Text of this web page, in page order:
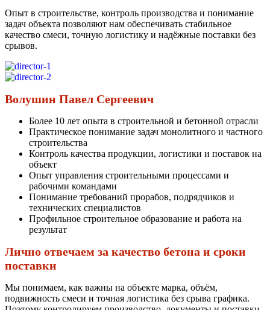
Опыт в строительстве, контроль производства и понимание
задач объекта позволяют нам обеспечивать стабильное
качество смеси, точную логистику и надёжные поставки без
срывов.
Волушин Павел Сергеевич
Более 10 лет опыта в строительной и бетонной отрасли
Практическое понимание задач монолитного и частного
строительства
Контроль качества продукции, логистики и поставок на
объект
Опыт управления строительными процессами и
рабочими командами
Понимание требований прорабов, подрядчиков и
технических специалистов
Профильное строительное образование и работа на
результат
Лично отвечаем за качество бетона и сроки
поставки
Мы понимаем, как важны на объекте марка, объём,
подвижность смеси и точная логистика без срыва графика.